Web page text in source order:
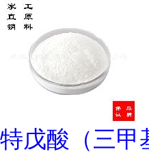
特戊酸（三甲